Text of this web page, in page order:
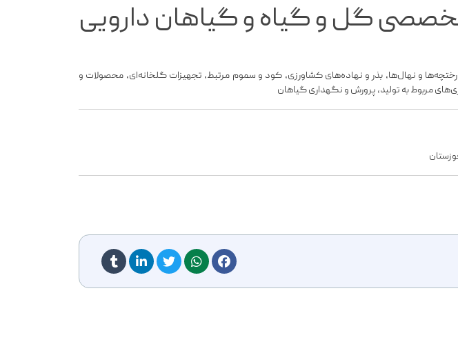
گل و گیاه و گیاهان دارویی
درختچه‌ها و نهال‌ها، بذر و نهاده‌های کشاورزی، کود و سموم مرتبط، تجهیزات گلخانه‌ای، محصولات و
مربوط به تولید، پرورش و نگهداری گیاهان